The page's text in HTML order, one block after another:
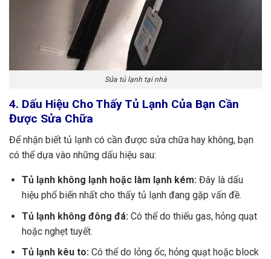
Sửa tủ lạnh tại nhà
4. Dấu Hiệu Cho Thấy Tủ Lạnh Của Bạn Cần
Được Sửa Chữa
Để nhận biết tủ lạnh có cần được sửa chữa hay không, bạn
có thể dựa vào những dấu hiệu sau:
Tủ lạnh không lạnh hoặc làm lạnh kém:Đây là dấu
hiệu phổ biến nhất cho thấy tủ lạnh đang gặp vấn đề.
Tủ lạnh không đông đá: Có thể do thiếu gas, hỏng quạt
hoặc nghẹt tuyết.
Tủ lạnh kêu to:Có thể do lỏng ốc, hỏng quạt hoặc block